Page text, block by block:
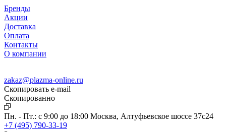
Бренды
Акции
Доставка
Оплата
Контакты
О компании
zakaz@plazma-online.ru
Скопировать e-mail
Cкопированно
Пн. - Пт.: с 9:00 до 18:00 Москва, Алтуфьевское шоссе 37с24
+7 (495) 790-33-19